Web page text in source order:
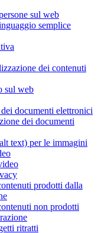
sul web
semplice
dei contenuti
sul web
documenti elettronici
dei documenti
text) per le immagini
prodotti dalla
non prodotti
ritratti